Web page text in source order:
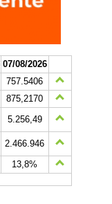
07/08/2026
757.5406
875,2170
5.256,49
2.466.946
13,8%